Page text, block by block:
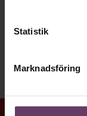
Statistik
Marknadsföring